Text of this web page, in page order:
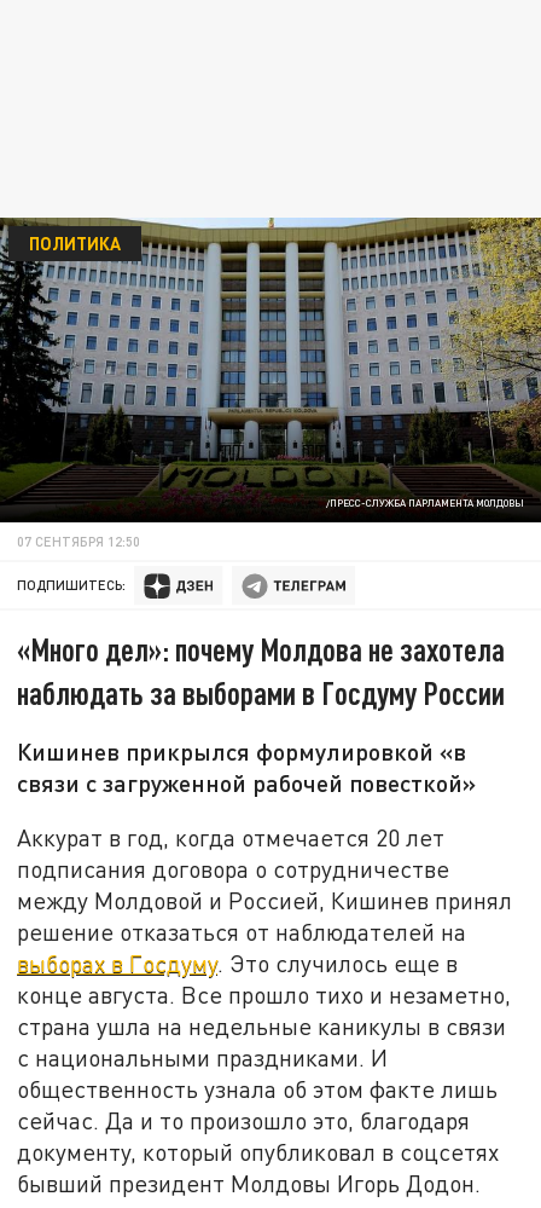
/ПРЕСС-СЛУЖБА ПАРЛАМЕНТА МОЛДОВЫ
ПОЛИТИКА
07 СЕНТЯБРЯ 12:50
ПОДПИШИТЕСЬ:
«Много дел»: почему Молдова не захотела
наблюдать за выборами в Госдуму России
Кишинев прикрылся формулировкой «в
связи с загруженной рабочей повесткой»
Аккурат в год, когда отмечается 20 лет
подписания договора о сотрудничестве
между Молдовой и Россией, Кишинев принял
решение отказаться от наблюдателей на
выборах в Госдуму. Это случилось еще в
конце августа. Все прошло тихо и незаметно,
страна ушла на недельные каникулы в связи
с национальными праздниками. И
общественность узнала об этом факте лишь
сейчас. Да и то произошло это, благодаря
документу, который опубликовал в соцсетях
бывший президент Молдовы Игорь Додон.